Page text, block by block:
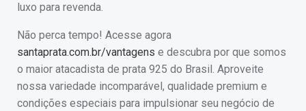
luxo para revenda.
Não perca tempo! Acesse agora
santaprata.com.br/vantagens e descubra por que somos
o maior atacadista de prata 925 do Brasil. Aproveite
nossa variedade incomparável, qualidade premium e
condições especiais para impulsionar seu negócio de